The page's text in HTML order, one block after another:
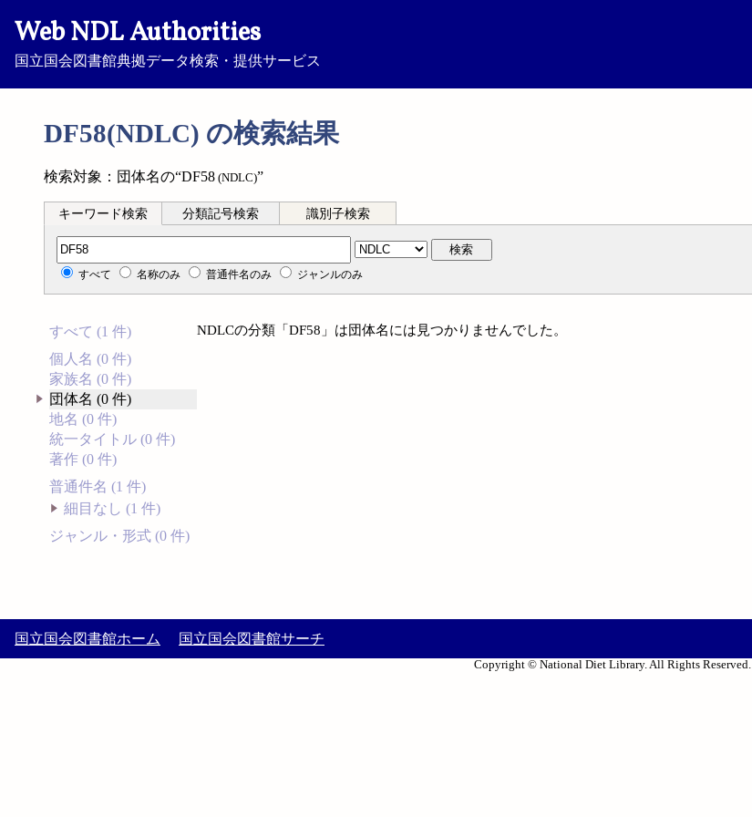
Web NDL Authorities
国立国会図書館典拠データ検索・提供サービス
DF58(NDLC) の検索結果
検索対象：団体名の“DF58 (NDLC)”
キーワード検索 分類記号検索 識別子検索
分類記号検索 検索
すべて 名称のみ 普通件名のみ ジャンルのみ
すべて (1 件)
個人名 (0 件)
家族名 (0 件)
団体名 (0 件)
地名 (0 件)
統一タイトル (0 件)
著作 (0 件)
普通件名 (1 件)
細目なし (1 件)
ジャンル・形式 (0 件)
NDLCの分類「DF58」は団体名には見つかりませんでした。
国立国会図書館ホーム 国立国会図書館サーチ
Copyright © National Diet Library. All Rights Reserved.